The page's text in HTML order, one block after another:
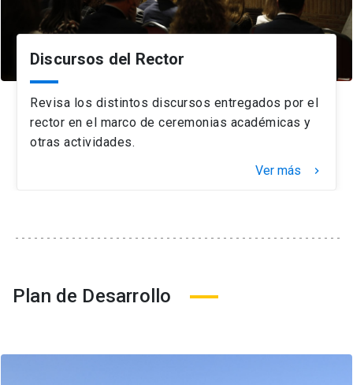
Discursos del Rector
Revisa los distintos discursos entregados por el
rector en el marco de ceremonias académicas y
otras actividades.
Ver más
keyboard_arrow_right
Plan de Desarrollo